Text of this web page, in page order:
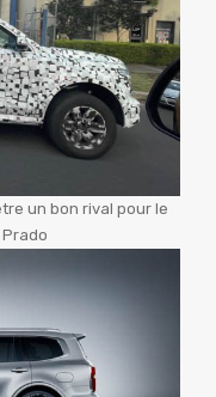
un bon rival pour le